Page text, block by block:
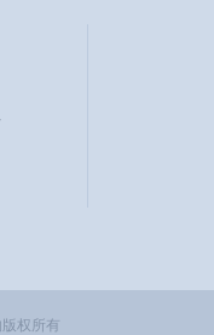
权所有